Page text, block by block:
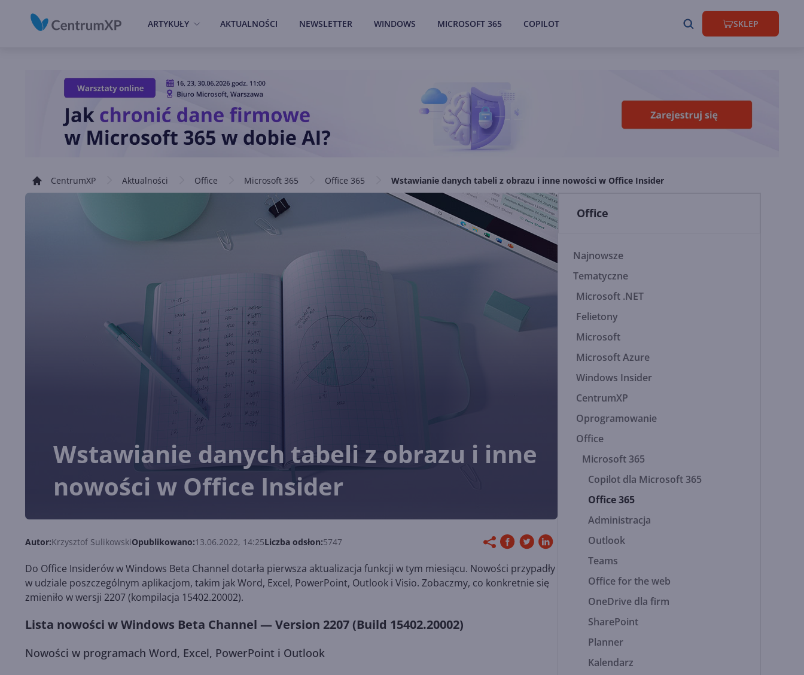
ARTYKUŁY AKTUALNOŚCI NEWSLETTER WINDOWS MICROSOFT 365 COPILOT SKLEP
CentrumXP Aktualności Office Microsoft 365 Office 365 Wstawianie danych tabeli z obrazu i inne nowości w Office Insider
Wstawianie danych tabeli z obrazu i inne
nowości w Office Insider
Autor:Krzysztof SulikowskiOpublikowano:13.06.2022, 14:25Liczba odsłon:5747
Do Office Insiderów w Windows Beta Channel dotarła pierwsza aktualizacja funkcji w tym miesiącu. Nowości przypadły
w udziale poszczególnym aplikacjom, takim jak Word, Excel, PowerPoint, Outlook i Visio. Zobaczmy, co konkretnie się
zmieniło w wersji 2207 (kompilacja 15402.20002).
Lista nowości w Windows Beta Channel — Version 2207 (Build 15402.20002)
Nowości w programach Word, Excel, PowerPoint i Outlook
Office
Najnowsze
Tematyczne
Microsoft .NET
Felietony
Microsoft
Microsoft Azure
Windows Insider
CentrumXP
Oprogramowanie
Office
Microsoft 365
Copilot dla Microsoft 365
Office 365
Administracja
Outlook
Teams
Office for the web
OneDrive dla firm
SharePoint
Planner
Kalendarz